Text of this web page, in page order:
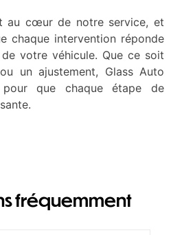
au cœur de notre service, et
chaque intervention réponde
votre véhicule. Que ce soit
un ajustement, Glass Auto
que chaque étape de
fréquemment